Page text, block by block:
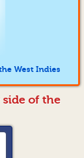
West Indies
of the